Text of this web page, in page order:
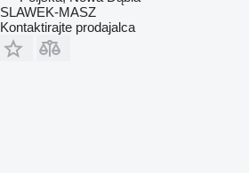
SLAWEK-MASZ
Kontaktirajte prodajalca